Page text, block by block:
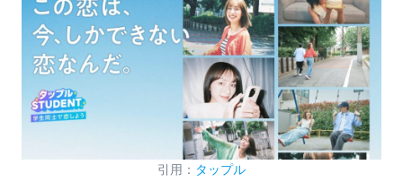
引用： タップル